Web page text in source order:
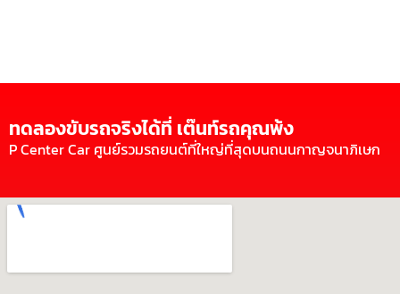
ทดลองขับรถจริงได้ที่ เต๊นท์รถคุณพ้ง
P Center Car ศูนย์รวมรถยนต์ที่ใหญ่ที่สุดบนถนนกาญจนาภิเษก